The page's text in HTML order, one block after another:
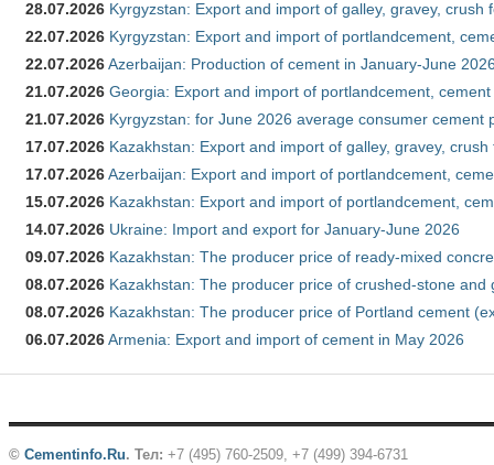
28.07.2026 Kyrgyzstan: Export and import of galley, gravey,
22.07.2026 Kyrgyzstan: Export and import of portlandcement,
22.07.2026Azerbaijan: Production of cement in January-June
21.07.2026 Georgia: Export and import of portlandcement,
21.07.2026 Kyrgyzstan: for June 2026 average consumer cement
17.07.2026 Kazakhstan: Export and import of galley, gravey,
17.07.2026Azerbaijan: Export and import of portlandcement,
15.07.2026 Kazakhstan: Export and import of portlandcement,
14.07.2026 Ukraine: Import and export for January-June 2026
09.07.2026 Kazakhstan: The producer price of ready-mixed
08.07.2026 Kazakhstan: The producer price of crushed-stone and
08.07.2026 Kazakhstan: The producer price of Portland cement
06.07.2026Armenia: Export and import of cement in May 2026
© Cementinfo.Ru. Тел: +7 (495) 760-2509, +7 (499) 394-6731